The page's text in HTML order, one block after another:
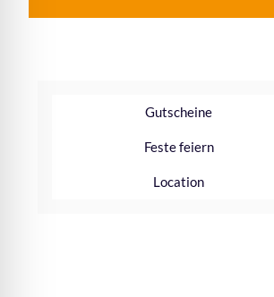
Gutscheine
Feste feiern
Location